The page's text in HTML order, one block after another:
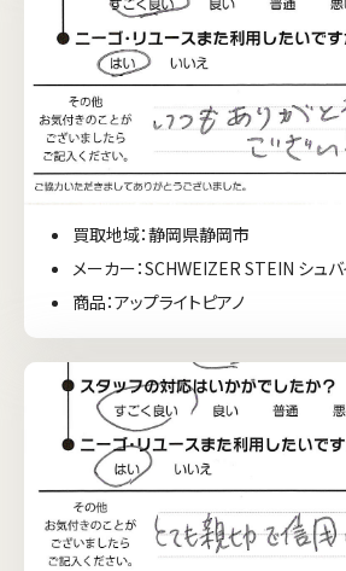
買取地域：静岡県静岡市
メーカー：SCHWEIZER STEIN シュ
商品：アップライトピアノ